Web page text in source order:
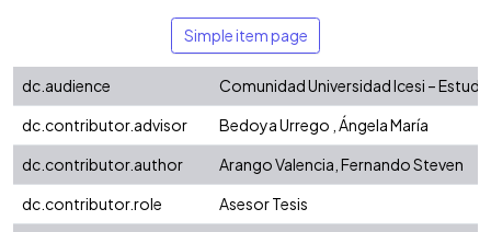
Simple item page
dc.audience
Comunidad Universidad Icesi –
dc.contributor.advisor
Bedoya Urrego , Ángela María
dc.contributor.author
Arango Valencia, Fernando Steven
dc.contributor.role
Asesor Tesis